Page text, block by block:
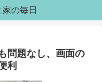
の毎日
問題なし、画面の
利